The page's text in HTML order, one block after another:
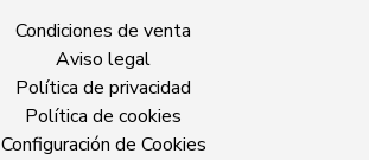
Condiciones de venta
Aviso legal
Política de privacidad
Política de cookies
Configuración de Cookies